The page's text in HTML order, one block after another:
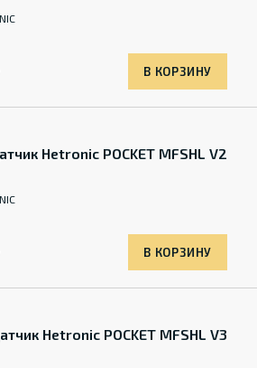
В КОРЗИНУ
Hetronic POCKET MFSHL V2
В КОРЗИНУ
Hetronic POCKET MFSHL V3